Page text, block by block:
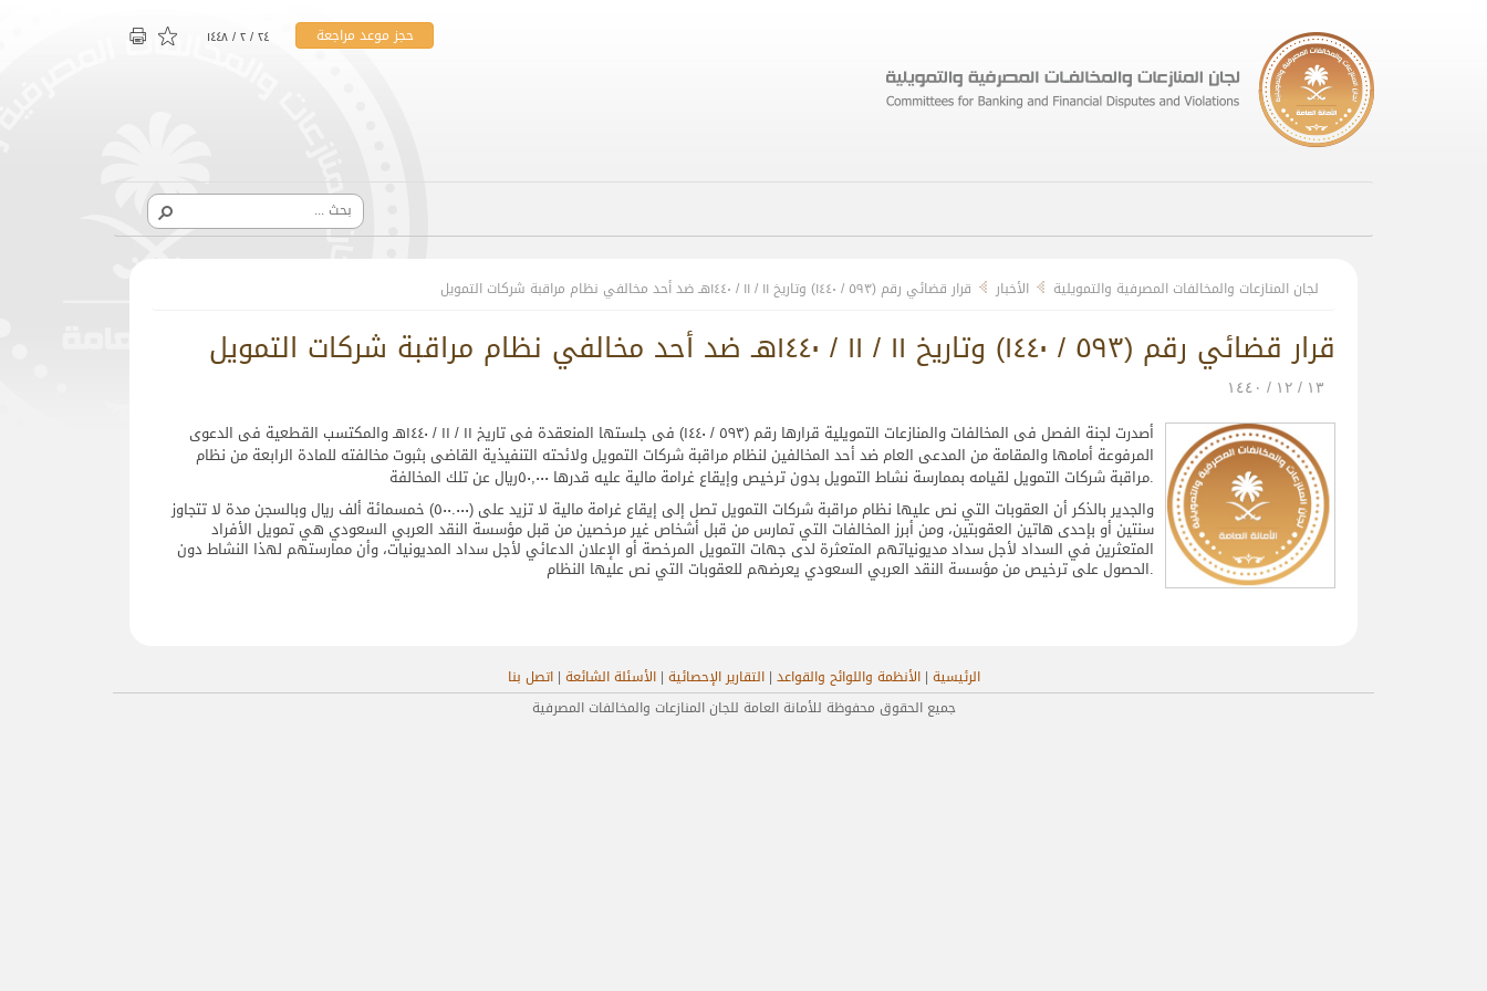
حجز موعد مراجعة ۲٤ / ۲ / ۱٤٤۸
لجان المنازعات والمخالفات المصرفية والتمويلية الأخبار قرار قضائي رقم (٥۹۳ / ۱٤٤۰) وتاريخ ۱۱ / ۱۱ / ۱٤٤۰هـ ضد أحد مخالفي نظام مراقبة شركات التمويل
قرار قضائي رقم (٥۹۳ / ۱٤٤۰) وتاريخ ۱۱ / ۱۱ / ۱٤٤۰هـ ضد أحد مخالفي نظام مراقبة شركات التمويل
۱۳ / ۱۲ / ۱٤٤۰
أصدرت لجنة الفصل في المخالفات والمنازعات التمويلية قرارها رقم (٥۹۳ / ۱٤٤۰) في جلستها المنعقدة في تاريخ ۱۱ / ۱۱ / ۱٤٤۰هـ والمكتسب القطعية في الدعوى
المرفوعة أمامها والمقامة من المدعي العام ضد أحد المخالفين لنظام مراقبة شركات التمويل ولائحته التنفيذية القاضي بثبوت مخالفته للمادة الرابعة من نظام
مراقبة شركات التمويل لقيامه بممارسة نشاط التمويل بدون ترخيص وإيقاع غرامة مالية عليه قدرها ٥۰,۰۰۰ريال عن تلك المخالفة.
والجدير بالذكر أن العقوبات التي نص عليها نظام مراقبة شركات التمويل تصل إلى إيقاع غرامة مالية لا تزيد على (٥۰۰.۰۰۰) خمسمائة ألف ريال وبالسجن مدة لا تتجاوز
سنتين أو بإحدى هاتين العقوبتين، ومن أبرز المخالفات التي تمارس من قبل أشخاص غير مرخصين من قبل مؤسسة النقد العربي السعودي هي تمويل الأفراد
المتعثرين في السداد لأجل سداد مديونياتهم المتعثرة لدى جهات التمويل المرخصة أو الإعلان الدعائي لأجل سداد المديونيات، وأن ممارستهم لهذا النشاط دون
الحصول على ترخيص من مؤسسة النقد العربي السعودي يعرضهم للعقوبات التي نص عليها النظام.
الرئيسية |الأنظمة واللوائح والقواعد |التقارير الإحصائية |الأسئلة الشائعة |اتصل بنا
جميع الحقوق محفوظة للأمانة العامة للجان المنازعات والمخالفات المصرفية